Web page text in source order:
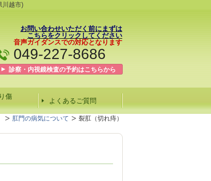
川越市)
お問い合わせいただく前にまずは
こちらをクリックしてください
音声ガイダンスでの対応となります
049-227-8686
診察・内視鏡検査の予約はこちらから
傷
よくあるご質問
肛門の病気について 裂肛（切れ痔）